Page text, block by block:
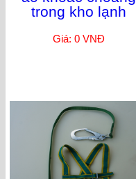
trong kho lạnh
Giá: 0 VNĐ